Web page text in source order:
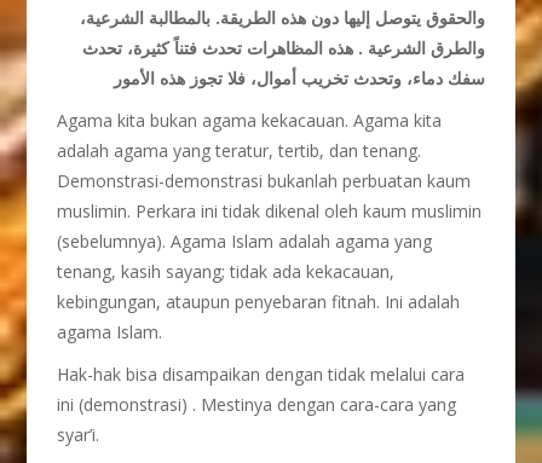
والحقوق يتوصل إليها دون هذه الطريقة. بالمطالبة الشرعية،
والطرق الشرعية . هذه المظاهرات تحدث فتناً كثيرة، تحدث
سفك دماء، وتحدث تخريب أموال، فلا تجوز هذه الأمور
Agama kita bukan agama kekacauan. Agama kita
adalah agama yang teratur, tertib, dan tenang.
Demonstrasi-demonstrasi bukanlah perbuatan kaum
muslimin. Perkara ini tidak dikenal oleh kaum muslimin
(sebelumnya). Agama Islam adalah agama yang
tenang, kasih sayang; tidak ada kekacauan,
kebingungan, ataupun penyebaran fitnah. Ini adalah
agama Islam.
Hak-hak bisa disampaikan dengan tidak melalui cara
ini (demonstrasi) . Mestinya dengan cara-cara yang
syar’i.